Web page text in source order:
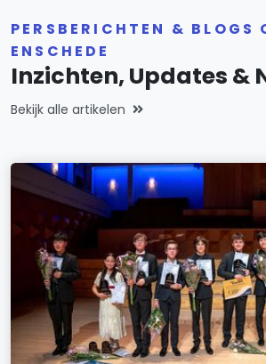
PERSBERICHTEN & BLOGS
ENSCHEDE
Inzichten, Updates &
Bekijk alle artikelen